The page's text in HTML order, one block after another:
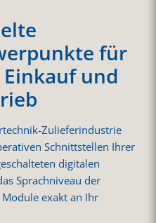
für
und
Zulieferindustrie
Schnittstellen Ihrer
digitalen
Sprachniveau der
exakt an Ihr